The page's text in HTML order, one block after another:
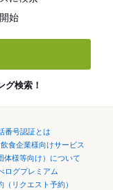
始
グ検索！
番号認証とは
食企業様向けサービス
体様等向け）について
ログプレミアム
（リクエスト予約）